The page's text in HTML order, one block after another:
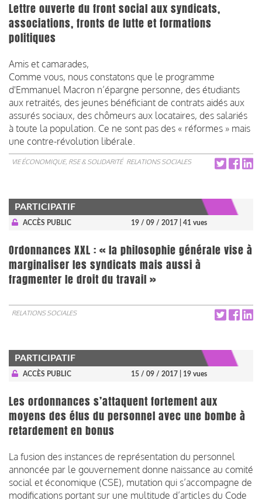
Lettre ouverte du front social aux syndicats,
associations, fronts de lutte et formations
politiques
Amis et camarades,
Comme vous, nous constatons que le programme
d'Emmanuel Macron n’épargne personne, des étudiants
aux retraités, des jeunes bénéficiant de contrats aidés aux
assurés sociaux, des chômeurs aux locataires, des salariés
à toute la population. Ce ne sont pas des « réformes » mais
une contre-révolution libérale.
VIE ÉCONOMIQUE, RSE & SOLIDARITÉ RELATIONS SOCIALES
PARTICIPATIF
ACCÈS PUBLIC 19 / 09 / 2017 | 41 vues
Ordonnances XXL : « la philosophie générale vise à
marginaliser les syndicats mais aussi à
fragmenter le droit du travail »
RELATIONS SOCIALES
PARTICIPATIF
ACCÈS PUBLIC 15 / 09 / 2017 | 19 vues
Les ordonnances s’attaquent fortement aux
moyens des élus du personnel avec une bombe à
retardement en bonus
La fusion des instances de représentation du personnel
annoncée par le gouvernement donne naissance au comité
social et économique (CSE), mutation qui s’accompagne de
modifications portant sur une multitude d’articles du Code